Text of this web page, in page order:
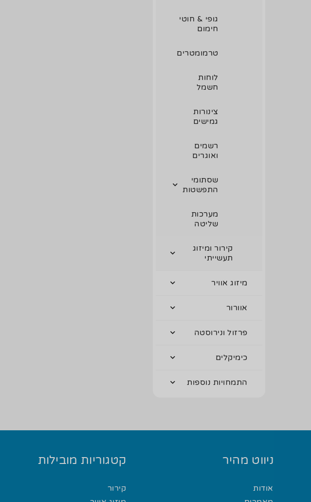
גופי & חוטי
חימום
טרמומטרים
לוחות
חשמל
צינורות
גמישים
רשמים
ואוגרים
שסתומי
התפשטות
מערכות
שליטה
קירור ומיזוג
תעשייתי
מיזוג אוויר
אוורור
פרזול ונירוסטה
כימיקלים
התמחויות נוספות
ניווט מהיר
אודות
קטגוריות מובילות
קירור